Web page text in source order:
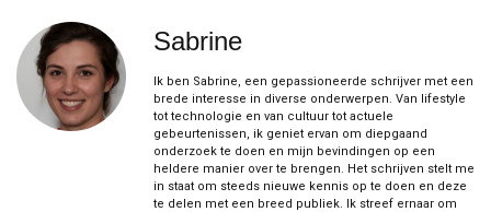
Sabrine
Ik ben Sabrine, een gepassioneerde schrijver met een
brede interesse in diverse onderwerpen. Van lifestyle
tot technologie en van cultuur tot actuele
gebeurtenissen, ik geniet ervan om diepgaand
onderzoek te doen en mijn bevindingen op een
heldere manier over te brengen. Het schrijven stelt me
in staat om steeds nieuwe kennis op te doen en deze
te delen met een breed publiek. Ik streef ernaar om